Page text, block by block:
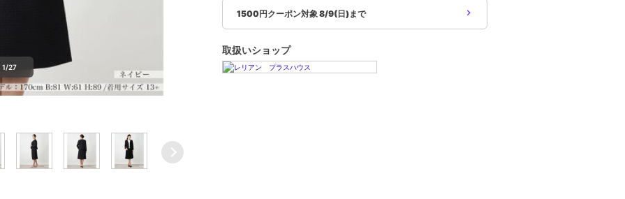
1/27
1500円クーポン対象 8/9(日)まで
取扱いショップ